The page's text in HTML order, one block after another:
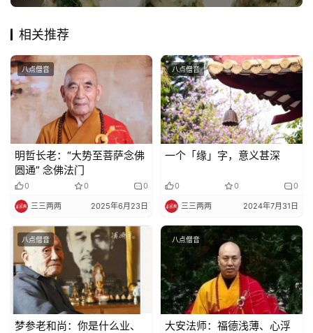
视
频
纪
录
佛
教
艺
术
政
策
法
规
免
相关推荐
八点僧音
明哲长老：“大势至菩萨念佛
圆通” 念佛法门
0 0 0
三三两两 2025年6月23日
八点僧音
一个「缘」字，意义甚深
0 0 0
三三两两 2024年7月31日
八点僧音
梦参老和尚：你是什么业、
八点僧音
大安法师：福德浅薄、心浮